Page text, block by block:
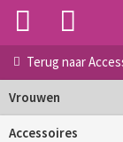
Terug naar
Vrouwen
Accessoires